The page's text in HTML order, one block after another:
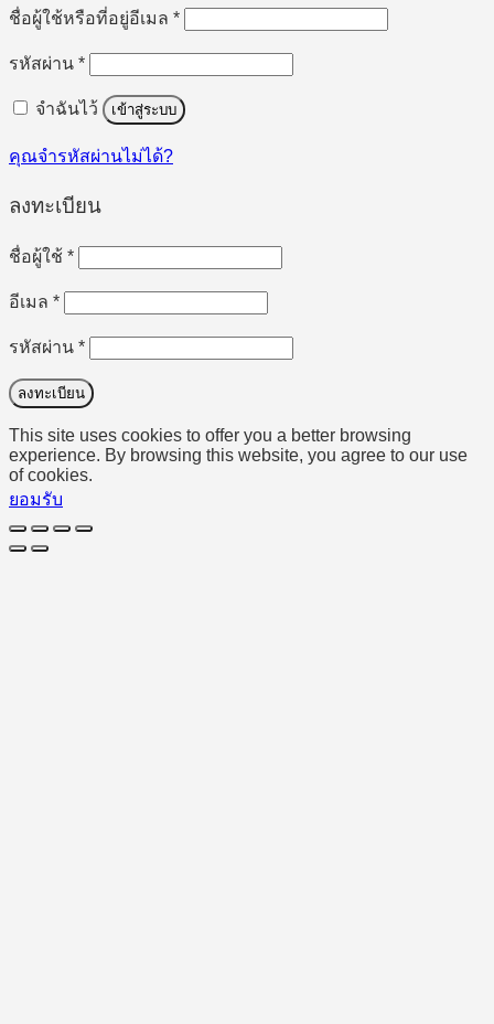
ชื่อผู้ใช้หรือที่อยู่อีเมล *ต้องการ
รหัสผ่าน *ต้องการ
จำฉันไว้ เข้าสู่ระบบ
คุณจำรหัสผ่านไม่ได้?
ลงทะเบียน
ชื่อผู้ใช้ *ต้องการ
อีเมล *ต้องการ
รหัสผ่าน *ต้องการ
ลงทะเบียน
This site uses cookies to offer you a better browsing
experience. By browsing this website, you agree to our use
of cookies.
ยอมรับ